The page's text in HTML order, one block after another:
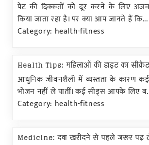
पेट की दिक्कतों को दूर करने के लिए
किया जाता रहा है। पर क्या आप जानते हैं कि...
Category: health-fitness
Health Tips: महिलाओं की डाइट का
आधुनिक जीवनशैली में व्यस्तता के कारण
भोजन नहीं ले पातीं। कई सीड्स आपके लिए
Category: health-fitness
Medicine: दवा खरीदने से पहले जरूर पढ़